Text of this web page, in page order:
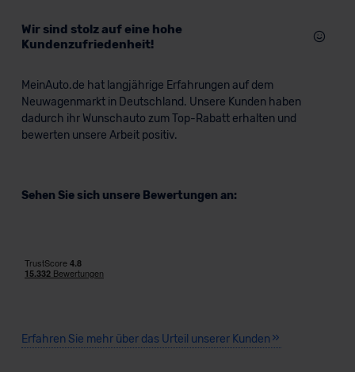
Wir sind stolz auf eine hohe
Kundenzufriedenheit!
MeinAuto.de hat langjährige Erfahrungen auf dem
Neuwagenmarkt in Deutschland. Unsere Kunden haben
dadurch ihr Wunschauto zum Top-Rabatt erhalten und
bewerten unsere Arbeit positiv.
Sehen Sie sich unsere Bewertungen an:
Erfahren Sie mehr über das Urteil unserer Kunden